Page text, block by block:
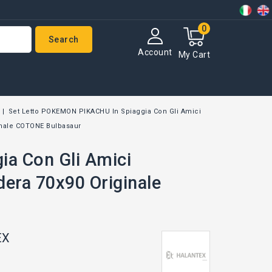
My Cart
0
Account
Search
Set Letto POKEMON PIKACHU In Spiaggia Con Gli Amici
COTONE Bulbasaur
Con Gli Amici
70x90 Originale